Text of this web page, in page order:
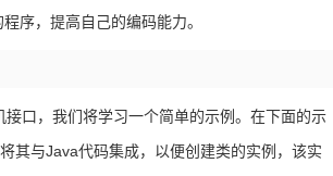
序，提高自己的编码能力。
接口，我们将学习一个简单的示例。在下面的示
其与Java代码集成，以便创建类的实例，该实